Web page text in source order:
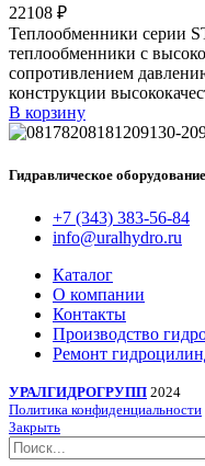
22108 ₽
Теплообменники серии
теплообменники с
сопротивлением
конструкции
В корзину
Гидравлическое
+7 (343) 383-56-84
info@uralhydro.ru
Каталог
О компании
Контакты
Производство
Ремонт
УРАЛГИДРОГРУПП 2024
Политика конфиденциальности
Закрыть